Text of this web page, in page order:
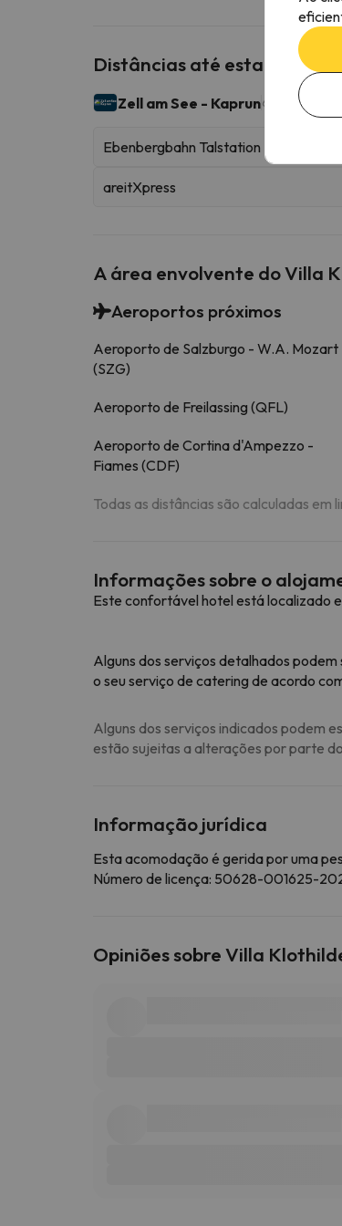
Distâncias até estações de
Zell am See - Kaprun62 km esquiáveis
Ebenbergbahn Talstation
areitXpress
A área envolvente do Villa
Aeroportos próximos
Aeroporto de Salzburgo - W.A. Mozart
(SZG)
Aeroporto de Freilassing (QFL)
Aeroporto de Cortina d'Ampezzo -
Fiames (CDF)
Todas as distâncias são calculadas
Informações sobre o
Este confortável hotel está localizado
Alguns dos serviços detalhados
o seu serviço de catering de acordo
Alguns dos serviços indicados podem
estão sujeitas a alterações por parte
Informação jurídica
Esta acomodação é gerida por uma
Número de licença: 50628-001625-
Opiniões sobre Villa